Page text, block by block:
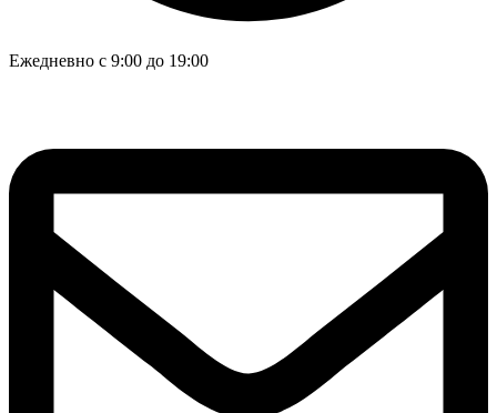
Ежедневно с 9:00 до 19:00